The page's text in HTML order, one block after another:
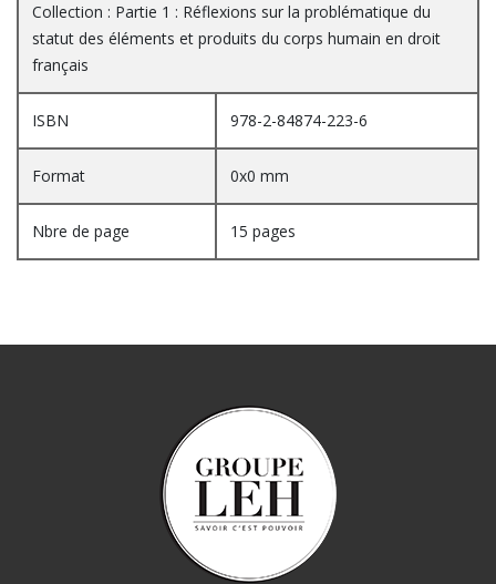
Collection : Partie 1 : Réflexions sur la problématique du
statut des éléments et produits du corps humain en droit
français
ISBN 978-2-84874-223-6
Format 0x0 mm
Nbre de page 15 pages